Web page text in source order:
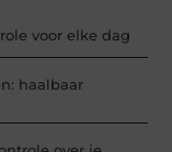
voor elke dag
haalbaar